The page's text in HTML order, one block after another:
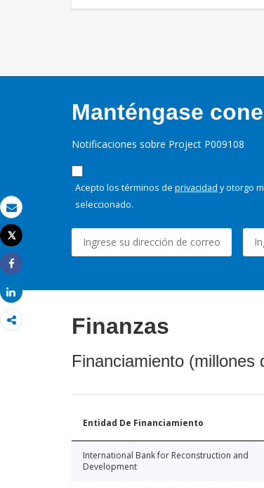
Correo electrónico
Imprimir
Tweet
Share
Share
Manténgase
Notificaciones sobre Project P009108
Acepto los términos de privacidad y otorgo
seleccionado.
Finanzas
Financiamiento (millones
Entidad De Financiamiento
International Bank for Reconstruction and
Development